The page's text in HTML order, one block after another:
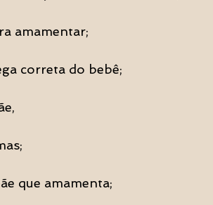
amamentar;
correta do bebê;
que amamenta;